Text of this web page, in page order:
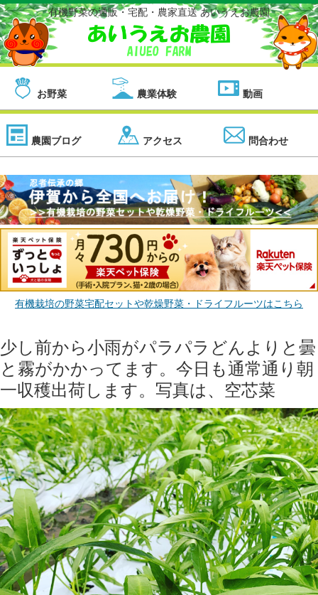
有機野菜の通販・宅配・農家直送 あいうえお農園
お野菜 農業体験 動画
農園ブログ アクセス 問合わせ
有機栽培の野菜宅配セットや乾燥野菜・ドライフルーツはこちら
少し前から小雨がパラパラどんよりと曇
と霧がかかってます。今日も通常通り朝
一収穫出荷します。写真は、空芯菜